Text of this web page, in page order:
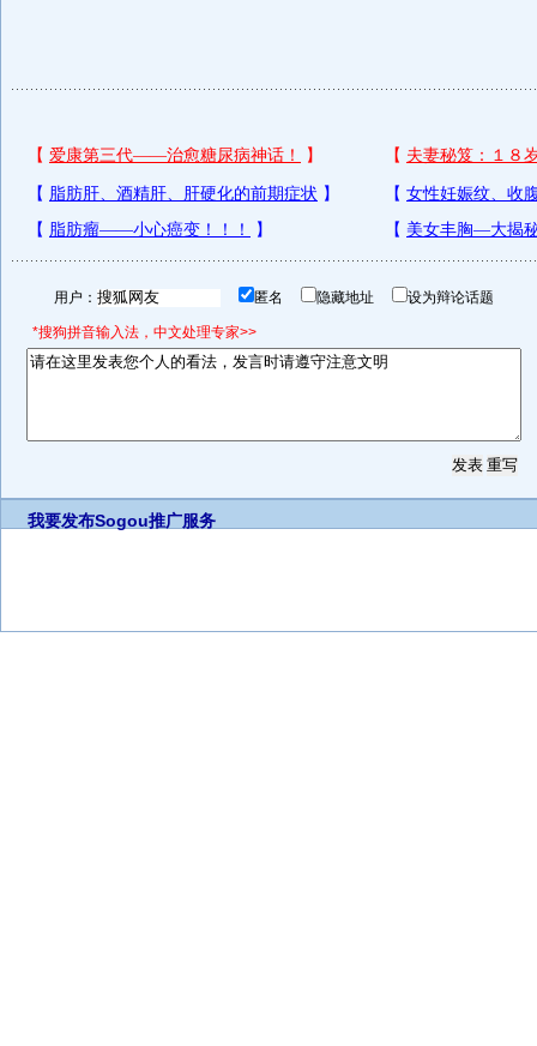
用户： 匿名 隐藏地址 设为辩论话题
*搜狗拼音输入法，中文处理专家>>
我要发布Sogou推广服务